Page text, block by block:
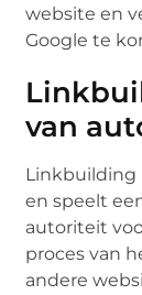
website en
Google te
van
Linkbuilding
en speelt
autoriteit
proces van
andere